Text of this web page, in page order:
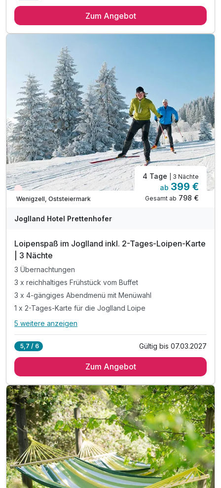
2 x regionales Buffet-Frühstück
inkl. Nutzung des Wellnessbereichs
inkl. Parkplatz & W-LAN Nutzung
Tipp: Barfußweg Wenigzell
Tipp: Teichalm Wanderungen
Tipp: E-Bike Verleih direkt im Haus
Tipp: Almblick Skilifte direkt neben dem Hotel
Zum Angebot
Wieder frei ab Dezember
Wenigzell, Oststeiermark
4 Tage | 3 Nächte
ab 399 €
Gesamt ab 798 €
Joglland Hotel Prettenhofer
Loipenspaß im Joglland inkl. 2-Tages-Loipen-Karte
| 3 Nächte
3 Übernachtungen
3 x reichhaltiges Frühstück vom Buffet
3 x 4-gängiges Abendmenü mit Menüwahl
1 x 2-Tages-Karte für die Joglland Loipe
Alle Inklusivleistungen
3 x reichhaltiges Frühstück vom Buffet
1 x 2-Tages-Karte für die Joglland Loipe
inkl. Nachmittags - Kuchen
1 x Flasche Joglland Mineralwasser
inkl. Willkommens-Holundersekt
inkl. Nutzung des Hallenbades
inkl. Saunalandschaft
5 weitere anzeigen
5,7 / 6 Gültig bis 07.03.2027
Zum Angebot